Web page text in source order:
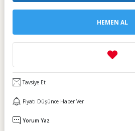
HEMEN AL
Tavsiye Et
Fiyatı Düşünce Haber Ver
Yorum Yaz